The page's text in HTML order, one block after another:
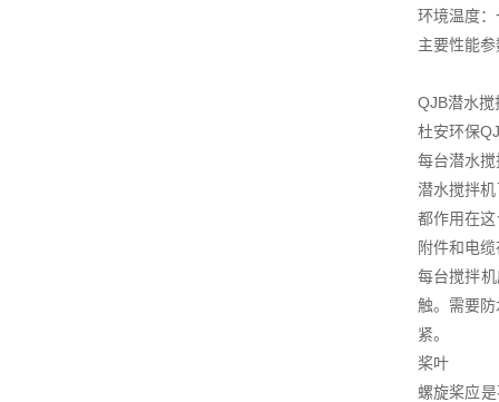
环境温度
主要性能参
QJB潜水
杜安环保
每台潜水
潜水搅拌
都作用在
附件和电
每台搅拌
触。需要
紧。
桨叶
螺旋桨应